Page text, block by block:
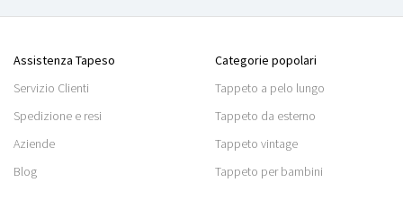
Assistenza Tapeso
Servizio Clienti
Spedizione e resi
Aziende
Blog
Categorie popolari
Tappeto a pelo lungo
Tappeto da esterno
Tappeto vintage
Tappeto per bambini